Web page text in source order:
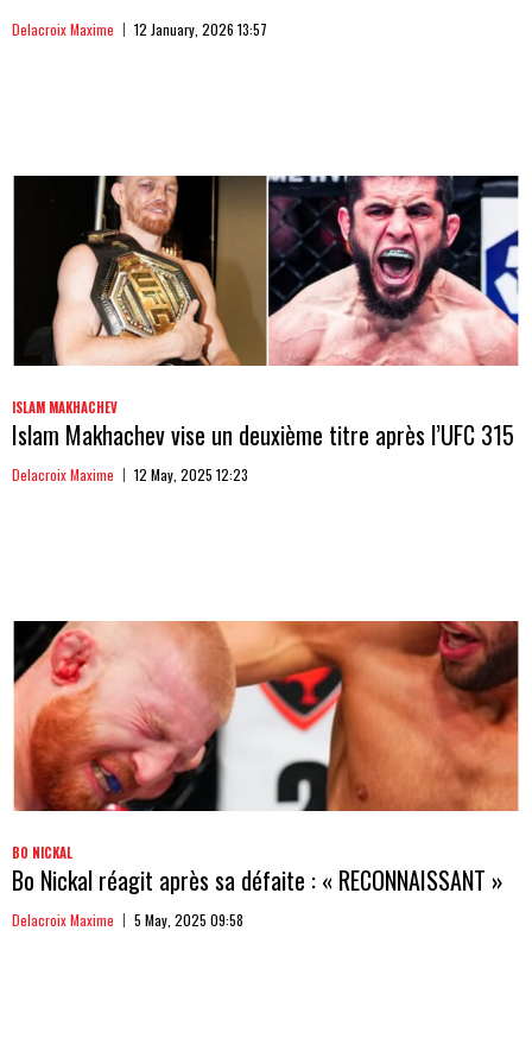
Delacroix Maxime 12 January, 2026 13:57
ISLAM MAKHACHEV
Islam Makhachev vise un deuxième titre après l’UFC 315
Delacroix Maxime 12 May, 2025 12:23
BO NICKAL
Bo Nickal réagit après sa défaite : « RECONNAISSANT »
Delacroix Maxime 5 May, 2025 09:58